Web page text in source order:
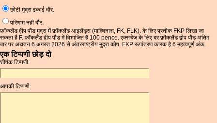
छोटी मुद्रा इकाई दौर.
परिणाम नहीं दौर.
फ़ॉकलैंड द्वीप पौंड मुद्रा में फ़ॉकलैंड आइलैंड्स (माल्विनास, FK, FLK). के लिए प्रतीक FKP लिखा जा
सकता है F. फ़ॉकलैंड द्वीप पौंड में विभाजित है 100 pence. एक्सचेंज के लिए दर फ़ॉकलैंड द्वीप पौंड अंतिम
बार पर अद्यतन 6 अगस्त 2026 से अंतरराष्ट्रीय मुद्रा कोष. FKP रूपांतरण कारक है 6 महत्वपूर्ण अंक.
एक टिप्पणी छोड़ दो
शीर्षक टिप्पणी:
आपकी टिप्पणी: